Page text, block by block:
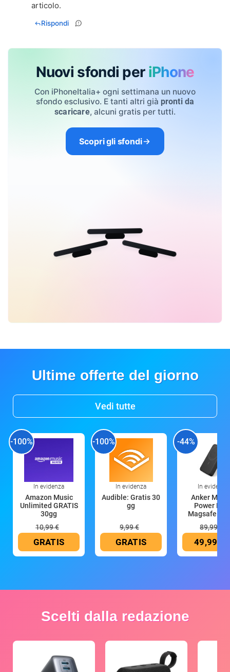
articolo.
Rispondi
Nuovi sfondi per iPhone
Con iPhoneItalia+ ogni settimana un nuovo
sfondo esclusivo. E tanti altri già pronti da
scaricare, alcuni gratis per tutti.
Scopri gli sfondi
Ultime offerte del giorno
Vedi tutte
-100%
In evidenza
Amazon Music
Unlimited GRATIS
30gg
10,99 €
GRATIS
-100%
In evidenza
Audible: Gratis 30
gg
9,99 €
GRATIS
-44%
In evidenza
Anker
Power
Magsafe
89,99 €
49,99 €
Scelti dalla redazione